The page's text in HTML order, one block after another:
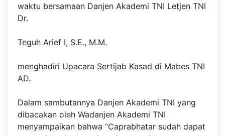
waktu bersamaan Danjen Akademi TNI Letjen TNI
Dr.
Teguh Arief I, S.E., M.M.
menghadiri Upacara Sertijab Kasad di Mabes TNI
AD.
Dalam sambutannya Danjen Akademi TNI yang
dibacakan oleh Wadanjen Akademi TNI
menyampaikan bahwa “Caprabhatar sudah dapat